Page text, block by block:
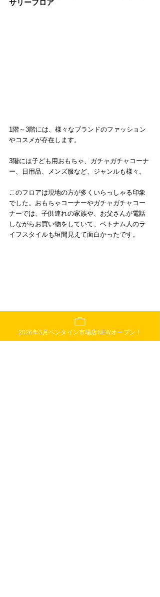
サリーフロア
1階～3階には、様々なブランドのファッション
やコスメが存在します。
3階には子ども用おもちゃ、ガチャガチャコーナ
ー、日用品、メンズ服など、ジャンルも様々。
このフロアは現地の方が多くいらっしゃる印象
でした。おもちゃコーナーやガチャガチャコー
ナーでは、子供連れの家族や、お父さんが電話
しながらお買い物をしていて、ベトナム人のラ
イフスタイルも垣間見えて面白かったです。
2026年5月ベンタイン市場店NEWオープン！